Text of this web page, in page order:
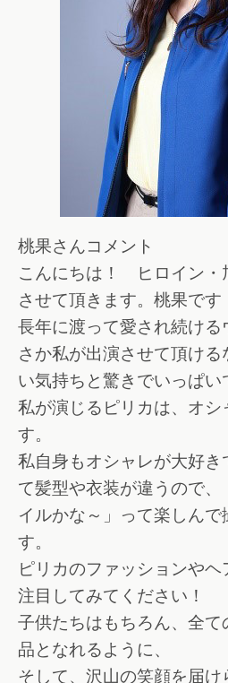
桃果さんコメント
こんにちは！ ヒロイン・
させて頂きます。桃果です
長年に渡って愛され続ける
さか私が出演させて頂け
い気持ちと驚きでいっぱい
私が演じるピリカは、オ
す。
私自身もオシャレが大好き
て髪型や衣装が違うので、
イルかな～」って楽しんで
す。
ピリカのファッションや
注目してみてください！
子供たちはもちろん、全
品となれるように、
そして、沢山の笑顔を届